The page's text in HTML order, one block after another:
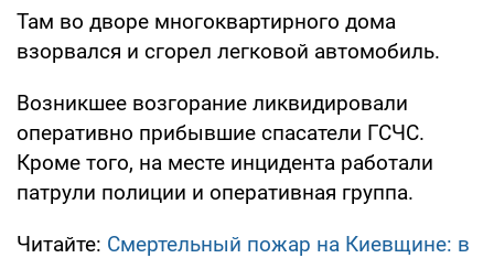
Там во дворе многоквартирного дома
взорвался и сгорел легковой автомобиль.
Возникшее возгорание ликвидировали
оперативно прибывшие спасатели ГСЧС.
Кроме того, на месте инцидента работали
патрули полиции и оперативная группа.
Читайте: Смертельный пожар на Киевщине: в